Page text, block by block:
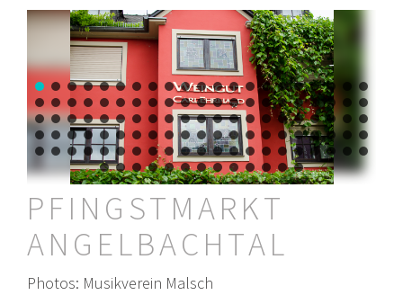
PFINGSTMARKT
ANGELBACHTAL
Photos: Musikverein Malsch